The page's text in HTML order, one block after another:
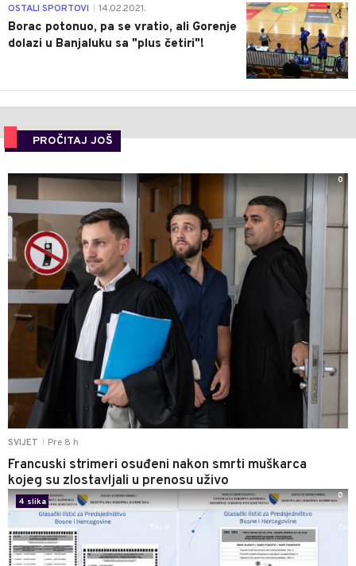
3
OSTALI SPORTOVI 14.02.2021.
Borac potonuo, pa se vratio, ali Gorenje
dolazi u Banjaluku sa "plus četiri"!
PROČITAJ JOŠ
SVIJET Pre 8 h
Francuski strimeri osuđeni nakon smrti muškarca
kojeg su zlostavljali u prenosu uživo
0
4 slika
0